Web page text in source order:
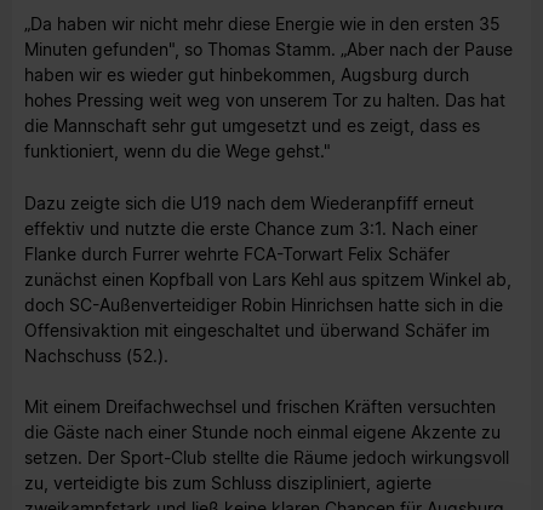
„Da haben wir nicht mehr diese Energie wie in den ersten 35
Minuten gefunden", so Thomas Stamm. „Aber nach der Pause
haben wir es wieder gut hinbekommen, Augsburg durch
hohes Pressing weit weg von unserem Tor zu halten. Das hat
die Mannschaft sehr gut umgesetzt und es zeigt, dass es
funktioniert, wenn du die Wege gehst."
Dazu zeigte sich die U19 nach dem Wiederanpfiff erneut
effektiv und nutzte die erste Chance zum 3:1. Nach einer
Flanke durch Furrer wehrte FCA-Torwart Felix Schäfer
zunächst einen Kopfball von Lars Kehl aus spitzem Winkel ab,
doch SC-Außenverteidiger Robin Hinrichsen hatte sich in die
Offensivaktion mit eingeschaltet und überwand Schäfer im
Nachschuss (52.).
Mit einem Dreifachwechsel und frischen Kräften versuchten
die Gäste nach einer Stunde noch einmal eigene Akzente zu
setzen. Der Sport-Club stellte die Räume jedoch wirkungsvoll
zu, verteidigte bis zum Schluss diszipliniert, agierte